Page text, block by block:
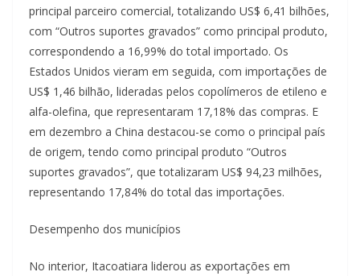
principal parceiro comercial, totalizando US$ 6,41 bilhões,
com “Outros suportes gravados” como principal produto,
correspondendo a 16,99% do total importado. Os
Estados Unidos vieram em seguida, com importações de
US$ 1,46 bilhão, lideradas pelos copolímeros de etileno e
alfa-olefina, que representaram 17,18% das compras. E
em dezembro a China destacou-se como o principal país
de origem, tendo como principal produto “Outros
suportes gravados”, que totalizaram US$ 94,23 milhões,
representando 17,84% do total das importações.
Desempenho dos municípios
No interior, Itacoatiara liderou as exportações em